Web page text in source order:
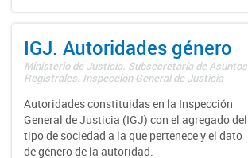
IGJ. Autoridades género
Ministerio de Justicia. Subsecretaría de Asuntos
Registrales. Inspección General de Justicia
Autoridades constituidas en la Inspección
General de Justicia (IGJ) con el agregado del
tipo de sociedad a la que pertenece y el dato
de género de la autoridad.